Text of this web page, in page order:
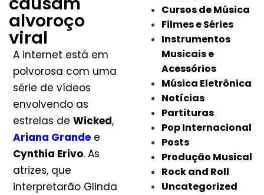
alvoroço
viral
A internet está em
polvorosa com uma
série de vídeos
envolvendo as
estrelas de Wicked,
Ariana Grande e
Cynthia Erivo. As
atrizes, que
interpretarão Glinda
Cursos de Música
Filmes e Séries
Instrumentos
Musicais e
Acessórios
Música Eletrônica
Notícias
Partituras
Pop Internacional
Posts
Produção Musical
Rock and Roll
Uncategorized